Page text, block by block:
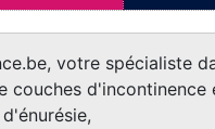
votre spécialiste
couches d'incontinence
d'énurésie,